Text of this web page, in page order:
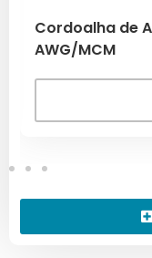
Cordoalha de
AWG/MCM